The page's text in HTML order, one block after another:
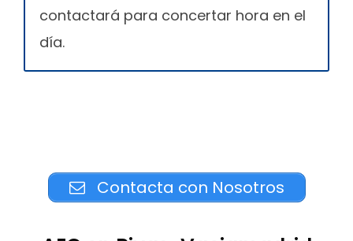
contactará para concertar hora en el
día.
Contacta con Nosotros